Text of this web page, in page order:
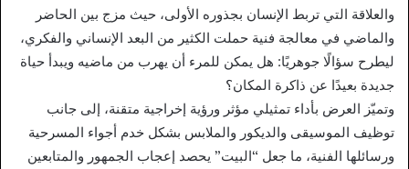
والعلاقة التي تربط الإنسان بجذوره الأولى، حيث مزج بين الحاضر
والماضي في معالجة فنية حملت الكثير من البعد الإنساني والفكري،
ليطرح سؤالًا جوهريًا: هل يمكن للمرء أن يهرب من ماضيه ويبدأ حياة
جديدة بعيدًا عن ذاكرة المكان؟
وتميّز العرض بأداء تمثيلي مؤثر ورؤية إخراجية متقنة، إلى جانب
توظيف الموسيقى والديكور والملابس بشكل خدم أجواء المسرحية
ورسائلها الفنية، ما جعل “البيت” يحصد إعجاب الجمهور والمتابعين